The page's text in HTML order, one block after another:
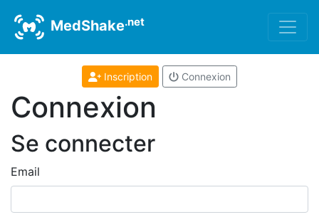
MedShake.net
Inscription Connexion
Connexion
Se connecter
Email